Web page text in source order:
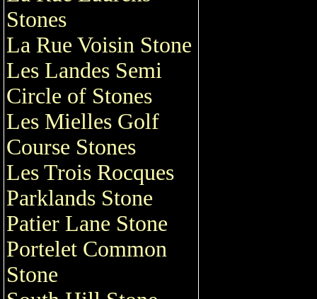
Stones
La Rue Voisin Stone
Les Landes Semi
Circle of Stones
Les Mielles Golf
Course Stones
Les Trois Rocques
Parklands Stone
Patier Lane Stone
Portelet Common
Stone